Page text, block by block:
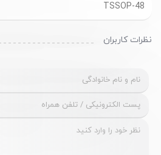
TSSOP-48
نظرات کاربران